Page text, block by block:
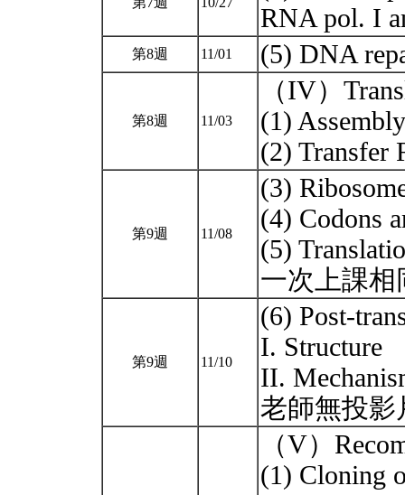
RNA pol. I
第8週 11/01 (5) DNA
第8週 11/03
（IV）
(1)
(2) Transfer
第9週 11/08
(3)
(4) Codons
(5)
一次上課
第9週 11/10
(6) Post-
I. Structure
II.
老師無投
（V）
(1) Cloning